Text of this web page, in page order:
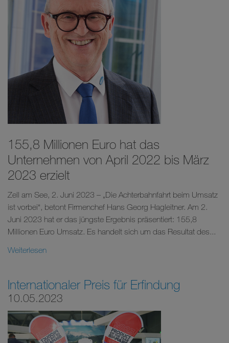
155,8 Millionen Euro hat das
Unternehmen von April 2022 bis März
2023 erzielt
Zell am See, 2. Juni 2023 – „Die Achterbahnfahrt beim Umsatz
ist vorbei“, betont Firmenchef Hans Georg Hagleitner. Am 2.
Juni 2023 hat er das jüngste Ergebnis präsentiert: 155,8
Millionen Euro Umsatz. Es handelt sich um das Resultat des...
Weiterlesen
Internationaler Preis für Erfindung
10.05.2023